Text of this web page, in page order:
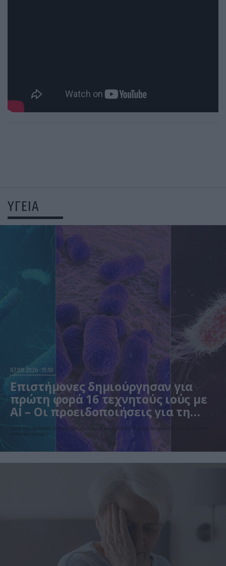
ΥΓΕΙΑ
07.08.2026 15:10
Επιστήμονες δημιούργησαν για
πρώτη φορά 16 τεχνητούς ιούς με
AI – Οι προειδοποιήσεις για τη
βιοασφάλεια
Ερευνητές σχεδίασαν 16 νέους βακτηριοφάγους με τη βοήθεια Τεχνητής Νοημοσύνης που εξοντώνουν
ανθεκτικά μικρόβια